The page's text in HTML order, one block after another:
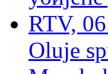
RTV,
Oluje